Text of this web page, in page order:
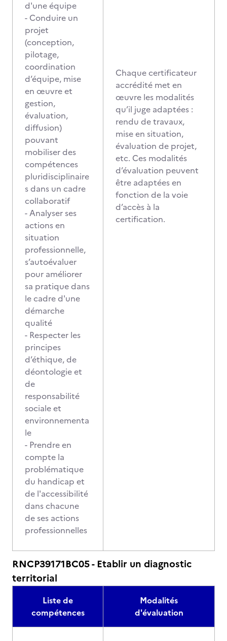
d'une équipe
- Conduire un
projet
(conception,
pilotage,
coordination
d’équipe, mise
en œuvre et
gestion,
évaluation,
diffusion)
pouvant
mobiliser des
compétences
pluridisciplinaire
s dans un cadre
collaboratif
- Analyser ses
actions en
situation
professionnelle,
s’autoévaluer
pour améliorer
sa pratique dans
le cadre d'une
démarche
qualité
- Respecter les
principes
d’éthique, de
déontologie et
de
responsabilité
sociale et
environnementa
le
- Prendre en
compte la
problématique
du handicap et
de l'accessibilité
dans chacune
de ses actions
professionnelles
Chaque certificateur
accrédité met en
œuvre les modalités
qu’il juge adaptées :
rendu de travaux,
mise en situation,
évaluation de projet,
etc. Ces modalités
d’évaluation peuvent
être adaptées en
fonction de la voie
d’accès à la
certification.
RNCP39171BC05 - Etablir un diagnostic
territorial
Liste de
compétences
Modalités
d'évaluation